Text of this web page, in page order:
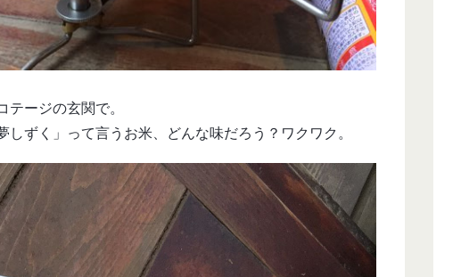
ージの玄関で。
ずく」って言うお米、どんな味だろう？ワクワク。